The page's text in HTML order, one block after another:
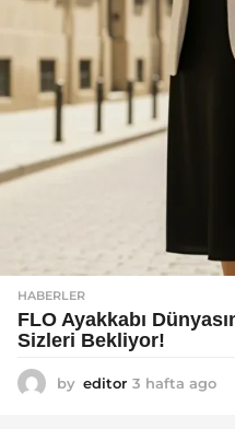
HABERLER
FLO Ayakkabı
Sizleri Bekliyor!
by editor 3 hafta ago